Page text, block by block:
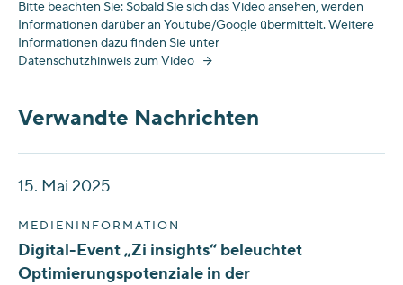
Bitte beachten Sie: Sobald Sie sich das Video ansehen, werden
Informationen darüber an Youtube/Google übermittelt. Weitere
Informationen dazu finden Sie unter
Datenschutzhinweis zum Video
Verwandte Nachrichten
15. Mai 2025
MEDIENINFORMATION
Digital-Event „Zi insights“ beleuchtet
Optimierungspotenziale in der